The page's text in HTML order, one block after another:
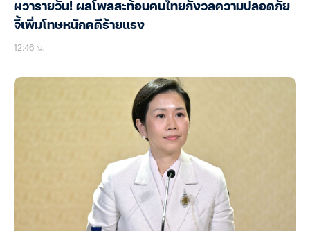
ผวารายวัน! ผลโพลสะท้อนคนไทยกังวลความปลอดภัย
จี้เพิ่มโทษหนักคดีร้ายแรง
12:46 น.